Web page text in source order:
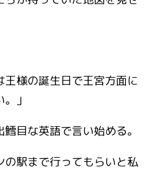
王様の誕生日で王宮方面に
」
目な英語で言い始める。
の駅まで行ってもらいと私